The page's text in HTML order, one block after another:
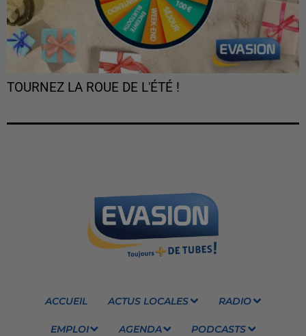
TOURNEZ LA ROUE DE L'ÉTÉ !
ACCUEIL ACTUS LOCALES RADIO
EMPLOI AGENDA PODCASTS